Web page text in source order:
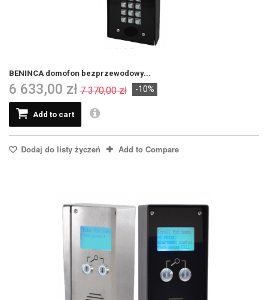
BENINCA domofon bezprzewodowy...
6 633,00 zł 7 370,00 zł -10%
Add to cart
Dodaj do listy życzeń Add to Compare